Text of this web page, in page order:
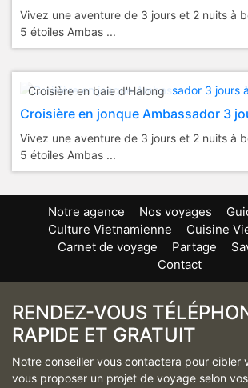
Vivez une aventure de 3 jours et 2 nuits à
5 étoiles Ambas ...
Croisière en baie d'Halong
Croisière en jonque Ambassador 3
Vivez une aventure de 3 jours et 2 nuits à
5 étoiles Ambas ...
Notre agence Nos voyages
Culture Vietnamienne
Cuisine
Carnet de voyage
Partage
Contact
RENDEZ-VOUS
RAPIDE ET GRATUIT
Notre conseiller vous contactera pour cibler
vous proposer un projet de voyage selon